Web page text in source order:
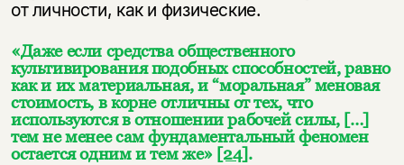
от личности, как и физические.
«Даже если средства общественного
культивирования подобных способностей, равно
как и их материальная, и “моральная” меновая
стоимость, в корне отличны от тех, что
используются в отношении рабочей силы, […]
тем не менее сам фундаментальный феномен
остается одним и тем же» [24].